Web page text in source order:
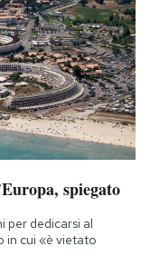
spiegato
per dedicarsi al
in cui «è vietato